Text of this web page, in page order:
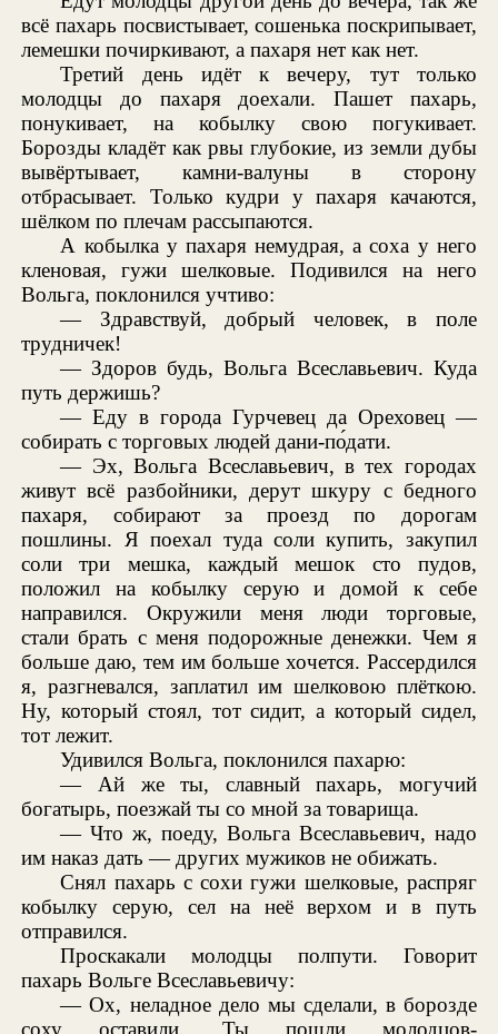
всё пахарь посвистывает, сошенька поскрипывает,
лемешки почиркивают, а пахаря нет как нет.
Третий день идёт к вечеру, тут только
молодцы до пахаря доехали. Пашет пахарь,
понукивает, на кобылку свою погукивает.
Борозды кладёт как рвы глубокие, из земли дубы
вывёртывает, камни-валуны в сторону
отбрасывает. Только кудри у пахаря качаются,
шёлком по плечам рассыпаются.
А кобылка у пахаря немудрая, а соха у него
кленовая, гужи шелковые. Подивился на него
Вольга, поклонился учтиво:
— Здравствуй, добрый человек, в поле
трудничек!
— Здоров будь, Вольга Всеславьевич. Куда
путь держишь?
— Еду в города Гурчевец да Ореховец —
собирать с торговых людей дани-по́дати.
— Эх, Вольга Всеславьевич, в тех городах
живут всё разбойники, дерут шкуру с бедного
пахаря, собирают за проезд по дорогам
пошлины. Я поехал туда соли купить, закупил
соли три мешка, каждый мешок сто пудов,
положил на кобылку серую и домой к себе
направился. Окружили меня люди торговые,
стали брать с меня подорожные денежки. Чем я
больше даю, тем им больше хочется. Рассердился
я, разгневался, заплатил им шелковою плёткою.
Ну, который стоял, тот сидит, а который сидел,
тот лежит.
Удивился Вольга, поклонился пахарю:
— Ай же ты, славный пахарь, могучий
богатырь, поезжай ты со мной за товарища.
— Что ж, поеду, Вольга Всеславьевич, надо
им наказ дать — других мужиков не обижать.
Снял пахарь с сохи гужи шелковые, распряг
кобылку серую, сел на неё верхом и в путь
отправился.
Проскакали молодцы полпути. Говорит
пахарь Вольге Всеславьевичу:
— Ох, неладное дело мы сделали, в борозде